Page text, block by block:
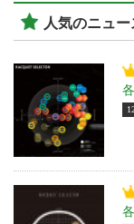
人気のニュー